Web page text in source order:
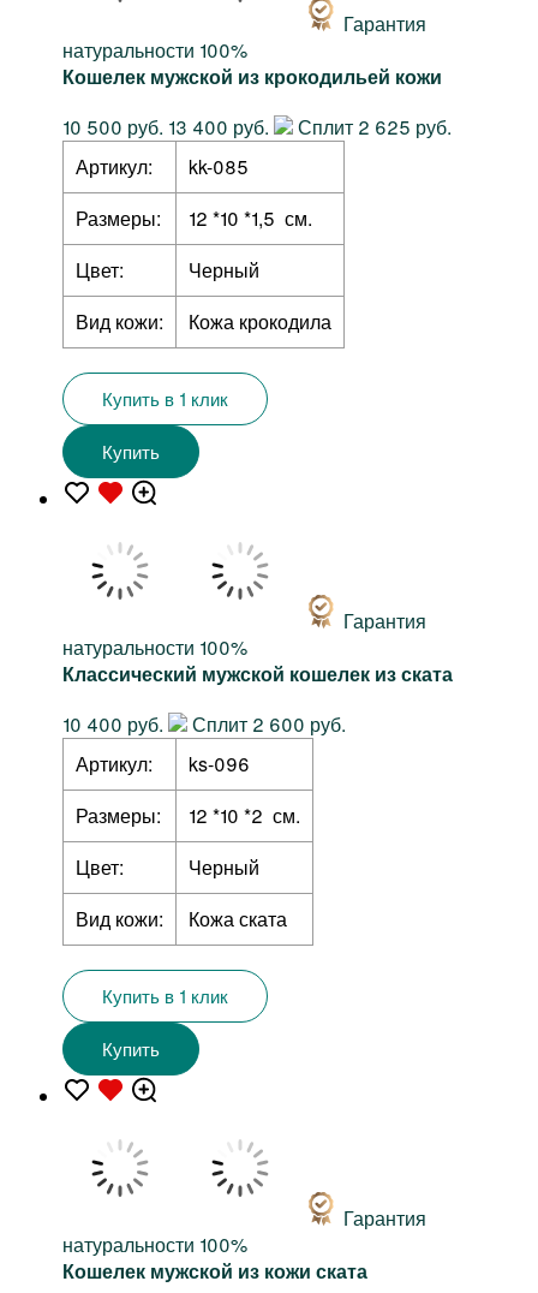
Гарантия
натуральности 100%
Кошелек мужской из крокодильей кожи
10 500 руб. 13 400 руб.
Сплит 2 625 руб.
Артикул:
kk-085
Размеры:
12 *10 *1,5 см.
Цвет:
Черный
Вид кожи:
Кожа крокодила
Купить в 1 клик
Купить
Гарантия
натуральности 100%
Классический мужской кошелек из ската
10 400 руб.
Сплит 2 600 руб.
Артикул:
ks-096
Размеры:
12 *10 *2 см.
Цвет:
Черный
Вид кожи:
Кожа ската
Купить в 1 клик
Купить
Гарантия
натуральности 100%
Кошелек мужской из кожи ската